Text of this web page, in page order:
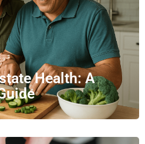
Health: A